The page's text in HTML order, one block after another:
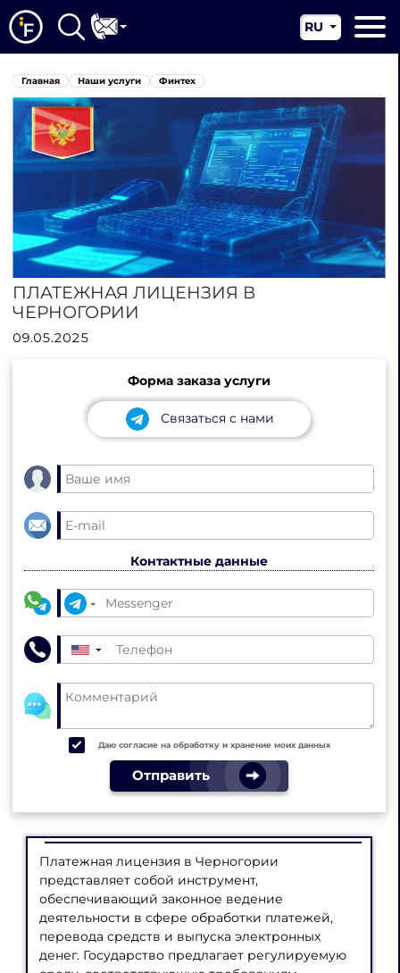
О нас
Наши услуги
Новости
Юрисдикции
Контакты
RU
EN
Главная Наши услуги Финтех
ПЛАТЕЖНАЯ ЛИЦЕНЗИЯ В
ЧЕРНОГОРИИ
09.05.2025
Форма заказа услуги
Связаться с нами
Контактные данные
▼
Даю согласие на обработку и хранение моих данных
Отправить
Платежная лицензия в Черногории
представляет собой инструмент,
обеспечивающий законное ведение
деятельности в сфере обработки платежей,
перевода средств и выпуска электронных
денег. Государство предлагает регулируемую